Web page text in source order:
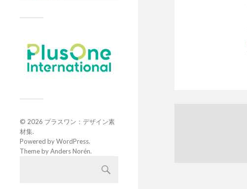
© 2026 プラスワン：デザイン素
材集.
Powered byWordPress.
Theme byAnders Norén.